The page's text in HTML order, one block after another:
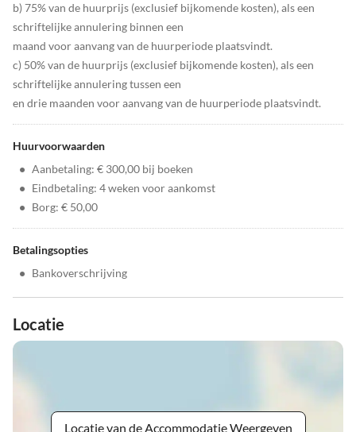
b) 75% van de huurprijs (exclusief bijkomende kosten), als een
schriftelijke annulering binnen een
maand voor aanvang van de huurperiode plaatsvindt.
c) 50% van de huurprijs (exclusief bijkomende kosten), als een
schriftelijke annulering tussen een
en drie maanden voor aanvang van de huurperiode plaatsvindt.
Huurvoorwaarden
• Aanbetaling: € 300,00 bij boeken
• Eindbetaling: 4 weken voor aankomst
• Borg: € 50,00
Betalingsopties
• Bankoverschrijving
Locatie
Locatie van de Accommodatie Weergeven